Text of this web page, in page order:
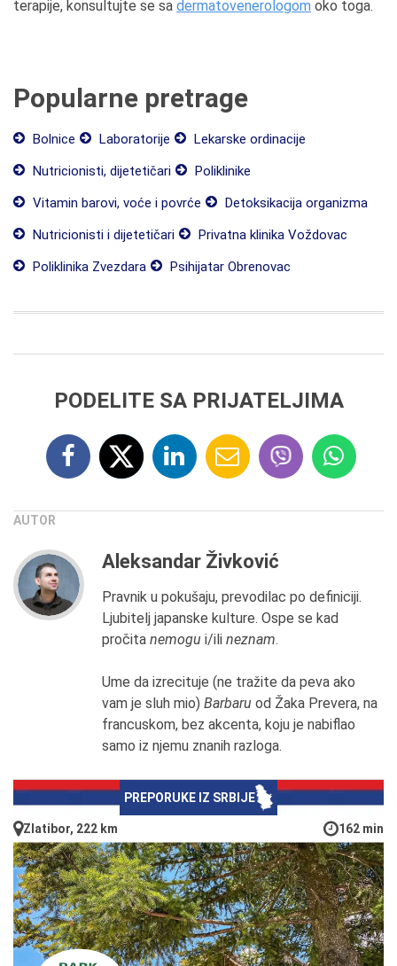
terapije, konsultujte se sa dermatovenerologom oko toga.
Popularne pretrage
Bolnice Laboratorije
Lekarske ordinacije
Nutricionisti, dijetetičari
Poliklinike
Vitamin barovi, voće i povrće
Detoksikacija organizma
Nutricionisti i dijetetičari
Privatna klinika Voždovac
Poliklinika Zvezdara
Psihijatar Obrenovac
PODELITE SA PRIJATELJIMA
AUTOR
Aleksandar Živković
Pravnik u pokušaju, prevodilac po definiciji.
Ljubitelj japanske kulture. Ospe se kad
pročita nemogu i/ili neznam.
Ume da izrecituje (ne tražite da peva ako
vam je sluh mio) Barbaru od Žaka Prevera, na
francuskom, bez akcenta, koju je nabiflao
samo iz njemu znanih razloga.
PREPORUKE IZ SRBIJE
Zlatibor, 222 km 162 min